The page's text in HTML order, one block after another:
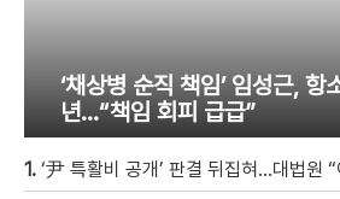
‘채상병 순직 책임’ 임성근,
년…“책임 회피 급급”
1. ‘尹 특활비 공개’ 판결 뒤집혀…대법원 “이